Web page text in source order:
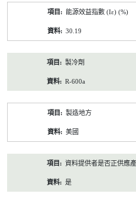
能源效益指數 (Iε) (%)
30.19
製冷劑
R-600a
製造地方
美國
資料提供者是否正供應
是